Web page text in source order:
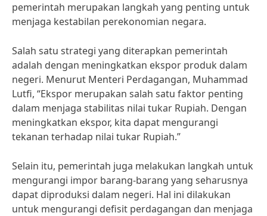
pemerintah merupakan langkah yang penting untuk
menjaga kestabilan perekonomian negara.
Salah satu strategi yang diterapkan pemerintah
adalah dengan meningkatkan ekspor produk dalam
negeri. Menurut Menteri Perdagangan, Muhammad
Lutfi, “Ekspor merupakan salah satu faktor penting
dalam menjaga stabilitas nilai tukar Rupiah. Dengan
meningkatkan ekspor, kita dapat mengurangi
tekanan terhadap nilai tukar Rupiah.”
Selain itu, pemerintah juga melakukan langkah untuk
mengurangi impor barang-barang yang seharusnya
dapat diproduksi dalam negeri. Hal ini dilakukan
untuk mengurangi defisit perdagangan dan menjaga